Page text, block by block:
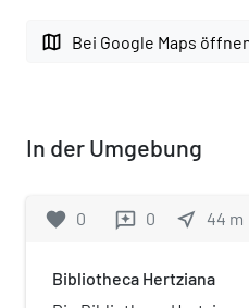
map Bei Google Maps
In der Umgebung
favorite 0 reviews 0 near_me 44 m
Bibliotheca Hertziana